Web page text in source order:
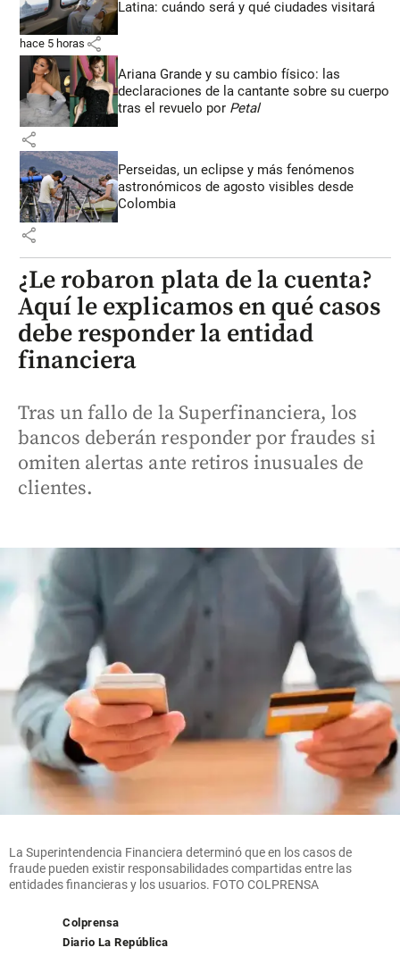
Latina: cuándo será y qué ciudades visitará
hace 5 horas share
Ariana Grande y su cambio físico: las
declaraciones de la cantante sobre su cuerpo
tras el revuelo por Petal
share
Perseidas, un eclipse y más fenómenos
astronómicos de agosto visibles desde
Colombia
share
¿Le robaron plata de la cuenta?
Aquí le explicamos en qué casos
debe responder la entidad
financiera
Tras un fallo de la Superfinanciera, los
bancos deberán responder por fraudes si
omiten alertas ante retiros inusuales de
clientes.
La Superintendencia Financiera determinó que en los casos de
fraude pueden existir responsabilidades compartidas entre las
entidades financieras y los usuarios. FOTO COLPRENSA
Colprensa
Diario La República